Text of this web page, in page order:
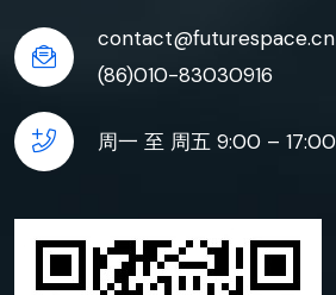
contact@futurespace.cn
(86)010-83030916
周一 至 周五 9:00 – 17:00